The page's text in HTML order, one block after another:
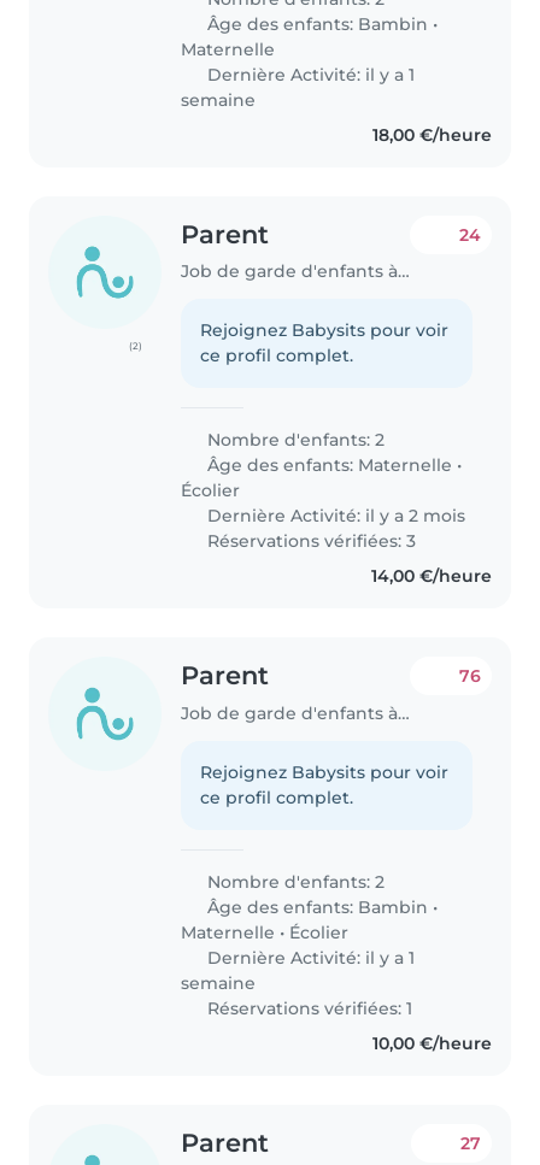
Âge des enfants: Bambin •
Maternelle
Dernière Activité: il y a 1
semaine
18,00 €/heure
(2)
Parent
Job de garde d'enfants à Kopstal
24
Rejoignez Babysits pour voir
ce profil complet.
Nombre d'enfants: 2
Âge des enfants: Maternelle •
Écolier
Dernière Activité: il y a 2 mois
Réservations vérifiées: 3
14,00 €/heure
Parent
Job de garde d'enfants à Kopstal
76
Rejoignez Babysits pour voir
ce profil complet.
Nombre d'enfants: 2
Âge des enfants: Bambin •
Maternelle • Écolier
Dernière Activité: il y a 1
semaine
Réservations vérifiées: 1
10,00 €/heure
Parent 27